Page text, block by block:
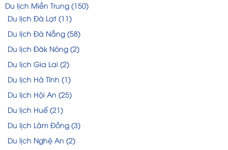
Du lịch Miền Trung (150)
Du lịch Đà Lạt (11)
Du lịch Đà Nẵng (58)
Du lịch Đăk Nông (2)
Du lịch Gia Lai (2)
Du lịch Hà Tĩnh (1)
Du lịch Hội An (25)
Du lịch Huế (21)
Du lịch Lâm Đồng (3)
Du lịch Nghệ An (2)